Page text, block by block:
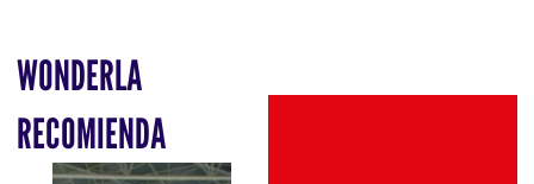
WONDERLA
RECOMIENDA